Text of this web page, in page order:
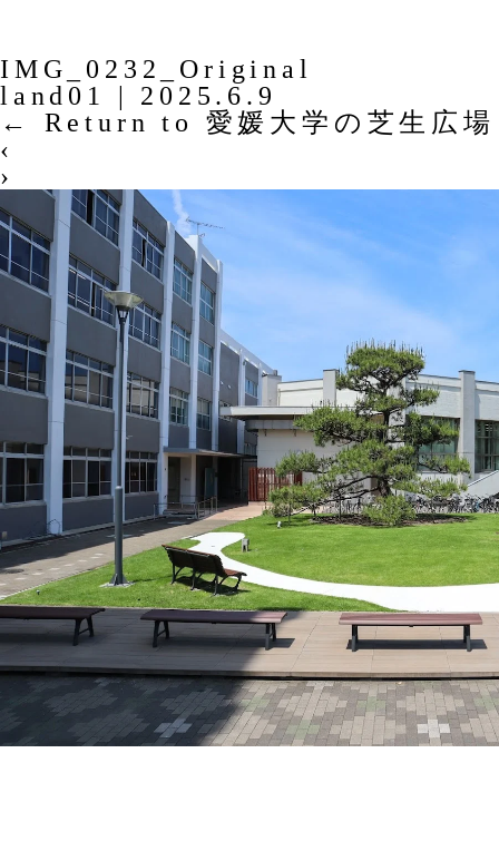
IMG_0232_Original
land01
| 2025.6.9
←
Return to 愛媛大学の芝生広場
‹
›